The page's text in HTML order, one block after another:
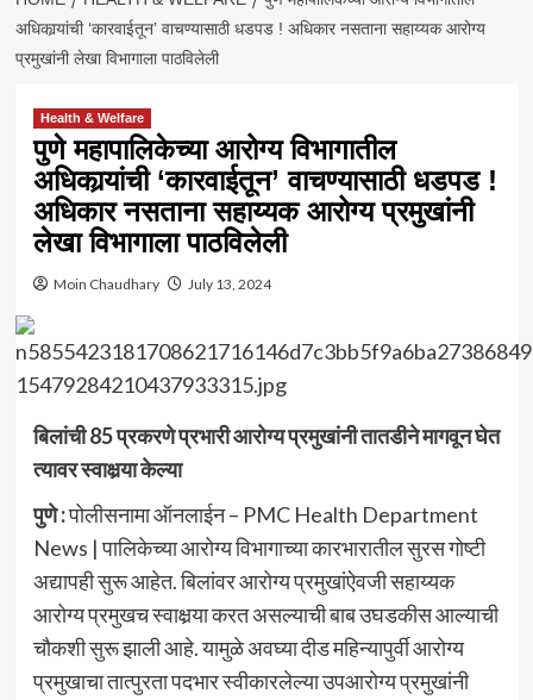
अधिकार्‍यांची ‘कारवाईतून’ वाचण्यासाठी धडपड ! अधिकार नसताना सहाय्यक आरोग्य
प्रमुखांनी लेखा विभागाला पाठविलेली
Health & Welfare
पुणे महापालिकेच्या आरोग्य विभागातील
अधिकार्‍यांची ‘कारवाईतून’ वाचण्यासाठी धडपड !
अधिकार नसताना सहाय्यक आरोग्य प्रमुखांनी
लेखा विभागाला पाठविलेली
Moin Chaudhary July 13, 2024
बिलांची 85 प्रकरणे प्रभारी आरोग्य प्रमुखांनी तातडीने मागवून घेत
त्यावर स्वाक्षर्‍या केल्या
पुणे :पोलीसनामा ऑनलाईन – PMC Health Department
News | पालिकेच्या आरोग्य विभागाच्या कारभारातील सुरस गोष्टी
अद्यापही सुरू आहेत. बिलांवर आरोग्य प्रमुखांऐवजी सहाय्यक
आरोग्य प्रमुखच स्वाक्षर्‍या करत असल्याची बाब उघडकीस आल्याची
चौकशी सुरू झाली आहे. यामुळे अवघ्या दीड महिन्यापुर्वी आरोग्य
प्रमुखाचा तात्पुरता पदभार स्वीकारलेल्या उपआरोग्य प्रमुखांनी